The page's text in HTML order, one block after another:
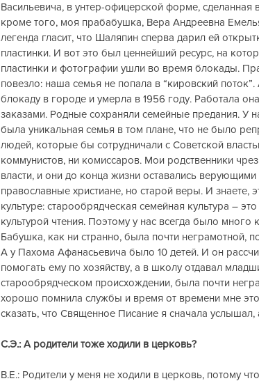
Васильевича, в унтер-офицерской форме, сделанная
кроме того, моя прабабушка, Вера Андреевна
легенда гласит, что Шаляпин сперва дарил ей
пластинки. И вот это был ценнейший ресурс, на
пластинки и фотографии ушли во время блокады.
повезло: наша семья не попала в “кировский
блокаду в городе и умерла в 1956 году. Работала
заказами. Родные сохраняли семейные предания. У
была уникальная семья в том плане, что не было
людей, которые бы сотрудничали с Советской
коммунистов, ни комиссаров. Мои родственники
власти, и они до конца жизни оставались
православные христиане, но старой веры. И
культуре: старообрядческая семейная культура –
культурой чтения. Поэтому у нас всегда было
Бабушка, как ни странно, была почти неграмотной,
А у Пахома Афанасьевича было 10 детей. И он
помогать ему по хозяйству, а в школу отдавал
старообрядческом происхождении, была почти
хорошо помнила службы и время от времени мне
сказать, что Священное Писание я сначала
С.Э.: А родители тоже ходили в церковь?
В.Е.: Родители у меня не ходили в церковь, потому